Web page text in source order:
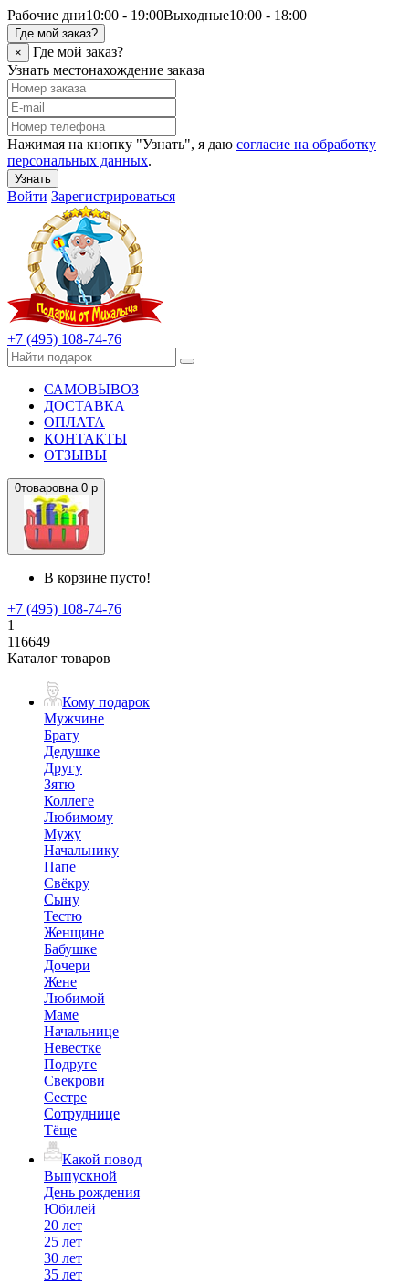
Рабочие дни10:00 - 19:00Выходные10:00 - 18:00
Где мой заказ?
×
Где мой заказ?
Узнать местонахождение заказа
Нажимая на кнопку "Узнать", я даю согласие на обработку
персональных данных.
Узнать
Войти Зарегистрироваться
+7 (495) 108-74-76
САМОВЫВОЗ
ДОСТАВКА
ОПЛАТА
КОНТАКТЫ
ОТЗЫВЫ
0товаровна 0 р
В корзине пусто!
+7 (495) 108-74-76
1
116649
Каталог товаров
Кому подарок
Мужчине
Брату
Дедушке
Другу
Зятю
Коллеге
Любимому
Мужу
Начальнику
Папе
Свёкру
Сыну
Тестю
Женщине
Бабушке
Дочери
Жене
Любимой
Маме
Начальнице
Невестке
Подруге
Свекрови
Сестре
Сотруднице
Тёще
Какой повод
Выпускной
День рождения
Юбилей
20 лет
25 лет
30 лет
35 лет